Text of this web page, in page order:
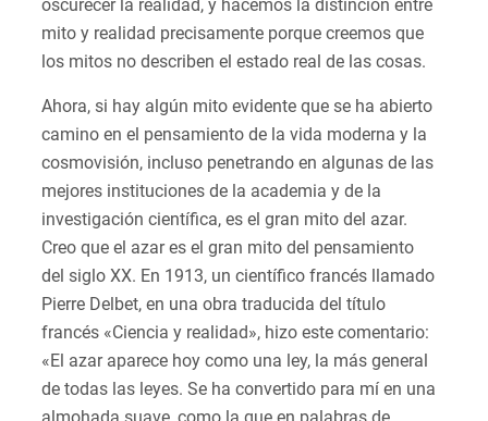
oscurecer la realidad, y hacemos la distinción entre
mito y realidad precisamente porque creemos que
los mitos no describen el estado real de las cosas.
Ahora, si hay algún mito evidente que se ha abierto
camino en el pensamiento de la vida moderna y la
cosmovisión, incluso penetrando en algunas de las
mejores instituciones de la academia y de la
investigación científica, es el gran mito del azar.
Creo que el azar es el gran mito del pensamiento
del siglo XX. En 1913, un científico francés llamado
Pierre Delbet, en una obra traducida del título
francés «Ciencia y realidad», hizo este comentario:
«El azar aparece hoy como una ley, la más general
de todas las leyes. Se ha convertido para mí en una